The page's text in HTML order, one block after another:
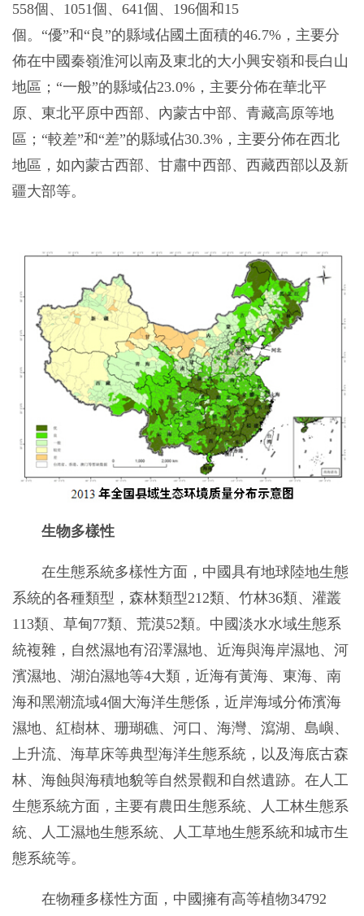
558個、1051個、641個、196個和15
個。“優”和“良”的縣域佔國土面積的46.7%，主要分
佈在中國秦嶺淮河以南及東北的大小興安嶺和長白山
地區；“一般”的縣域佔23.0%，主要分佈在華北平
原、東北平原中西部、內蒙古中部、青藏高原等地
區；“較差”和“差”的縣域佔30.3%，主要分佈在西北
地區，如內蒙古西部、甘肅中西部、西藏西部以及新
疆大部等。
生物多樣性
在生態系統多樣性方面，中國具有地球陸地生態
系統的各種類型，森林類型212類、竹林36類、灌叢
113類、草甸77類、荒漠52類。中國淡水水域生態系
統複雜，自然濕地有沼澤濕地、近海與海岸濕地、河
濱濕地、湖泊濕地等4大類，近海有黃海、東海、南
海和黑潮流域4個大海洋生態係，近岸海域分佈濱海
濕地、紅樹林、珊瑚礁、河口、海灣、瀉湖、島嶼、
上升流、海草床等典型海洋生態系統，以及海底古森
林、海蝕與海積地貌等自然景觀和自然遺跡。在人工
生態系統方面，主要有農田生態系統、人工林生態系
統、人工濕地生態系統、人工草地生態系統和城市生
態系統等。
在物種多樣性方面，中國擁有高等植物34792